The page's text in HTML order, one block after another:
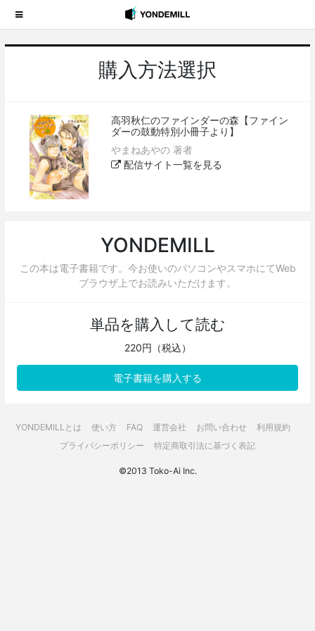
購入方法選択
高羽秋仁のファインダーの森【ファイン
ダーの鼓動特別小冊子より】
やまねあやの 著者
配信サイト一覧を見る
YONDEMILL
この本は電子書籍です。今お使いのパソコンやスマホにてWeb
ブラウザ上でお読みいただけます。
単品を購入して読む
220円（税込）
電子書籍を購入する
YONDEMILLとは 使い方 FAQ 運営会社 お問い合わせ
利用規約
プライバシーポリシー
特定商取引法に基づく表記
©2013 Toko-Ai Inc.